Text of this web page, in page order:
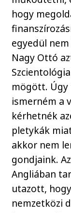
hogy
egyedül
Nagy Ottó
mögött.
ismerném a
kérhetnék
pletykák
akkor nem
gondjaink.
Angliában
utazott,
nemzetközi